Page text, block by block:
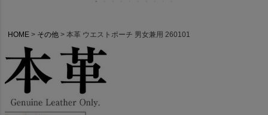
HOME その他 本革 ウエストポーチ 男女兼用 260101